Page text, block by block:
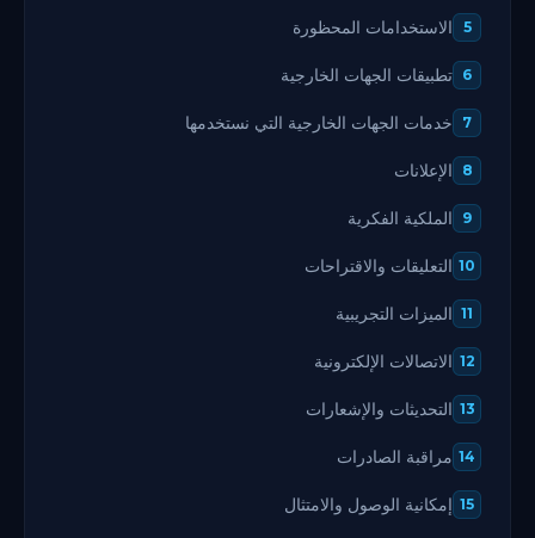
5 الاستخدامات المحظورة
6 تطبيقات الجهات الخارجية
7 خدمات الجهات الخارجية التي نستخدمها
8 الإعلانات
9 الملكية الفكرية
10 التعليقات والاقتراحات
11 الميزات التجريبية
12 الاتصالات الإلكترونية
13 التحديثات والإشعارات
14 مراقبة الصادرات
15 إمكانية الوصول والامتثال